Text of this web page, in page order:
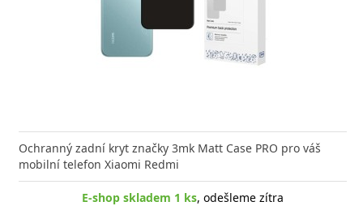
Ochranný zadní kryt značky 3mk Matt Case PRO pro váš
mobilní telefon Xiaomi Redmi
E-shop skladem 1 ks, odešleme zítra